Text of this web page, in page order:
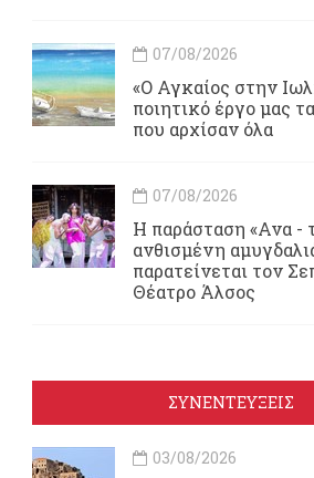
07/08/2026
«Ο Αγκαίος στην
ποιητικό έργο μας
που αρχίσαν όλα
07/08/2026
Η παράσταση «Ανα -
ανθισμένη
παρατείνεται τον
Θέατρο Άλσος
ΣΥΝΕΝΤΕΥΞΕΙΣ
03/08/2026